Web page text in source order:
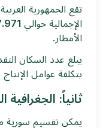
تقع الجمهورية
الإجمالية حوالي
الأمطار.
يبلغ عدد السكان
بتكلفة عوامل الإنتاج (سنة الأساس
ثانياً: الجغرافية
يمكن تقسيم سورية